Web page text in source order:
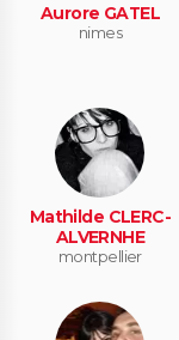
Aurore GATEL
nimes
Mathilde CLERC-
ALVERNHE
montpellier